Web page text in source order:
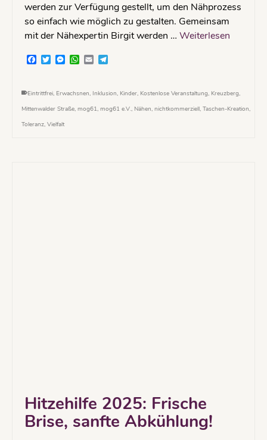
werden zur Verfügung gestellt, um den Nähprozess
so einfach wie möglich zu gestalten. Gemeinsam
mit der Nähexpertin Birgit werden … Weiterlesen
Facebook
TwitterMessenger
WhatsApp
Email
Eintrittfrei, Erwachsnen, Inklusion, Kinder, Kostenlose Veranstaltung, Kreuzberg,
Mittenwalder Straße, mog61, mog61 e.V., Nähen, nichtkommerziell, Taschen-Kreation,
Toleranz, Vielfalt
Hitzehilfe 2025: Frische
Brise, sanfte Abkühlung!